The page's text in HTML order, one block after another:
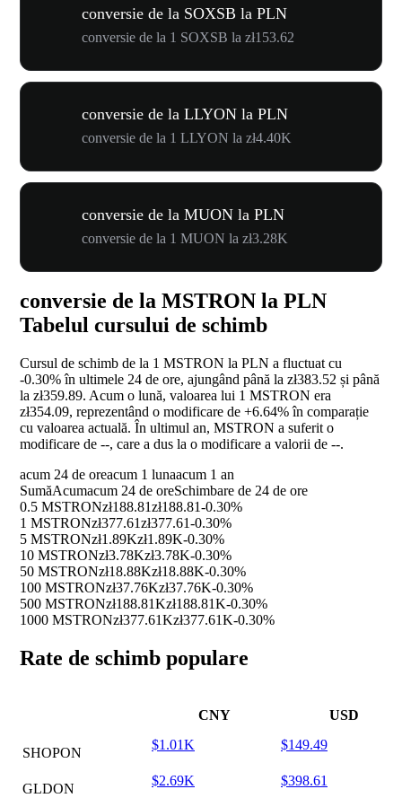
conversie de la SOXSB la PLN
conversie de la 1 SOXSB la zł153.62
conversie de la LLYON la PLN
conversie de la 1 LLYON la zł4.40K
conversie de la MUON la PLN
conversie de la 1 MUON la zł3.28K
conversie de la MSTRON la PLN
Tabelul cursului de schimb
Cursul de schimb de la 1 MSTRON la PLN a fluctuat cu
-0.30%în ultimele 24 de ore, ajungând până la zł383.52 și până
la zł359.89. Acum o lună, valoarea lui 1 MSTRON era
zł354.09, reprezentând o modificare de +6.64%în comparație
cu valoarea actuală. În ultimul an, MSTRON a suferit o
modificare de --, care a dus la o modificare a valorii de --.
acum 24 de oreacum 1 lunaacum 1 an
SumăAcumacum 24 de oreSchimbare de 24 de ore
0.5 MSTRONzł188.81zł188.81-0.30%
1 MSTRONzł377.61zł377.61-0.30%
5 MSTRONzł1.89Kzł1.89K-0.30%
10 MSTRONzł3.78Kzł3.78K-0.30%
50 MSTRONzł18.88Kzł18.88K-0.30%
100 MSTRONzł37.76Kzł37.76K-0.30%
500 MSTRONzł188.81Kzł188.81K-0.30%
1000 MSTRONzł377.61Kzł377.61K-0.30%
Rate de schimb populare
CNY USD
SHOPON
$1.01K $149.49
GLDON
$2.69K $398.61